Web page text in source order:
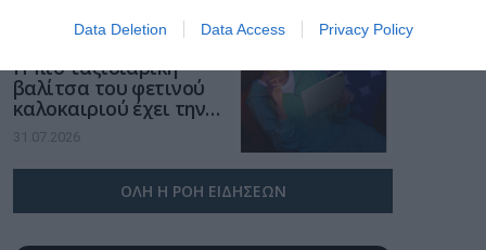
Data Deletion Data Access Privacy Policy
χώρο της άμυνας
Η πιο ταξιδιάρικη
βαλίτσα του φετινού
καλοκαιριού έχει την
υπογραφή της Xiaomi
31.07.2026
ΟΛΗ Η ΡΟΗ ΕΙΔΗΣΕΩΝ